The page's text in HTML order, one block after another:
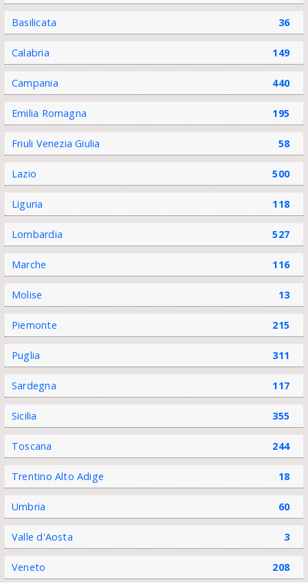
Basilicata 36
Calabria 149
Campania 440
Emilia Romagna 195
Friuli Venezia Giulia 58
Lazio 500
Liguria 118
Lombardia 527
Marche 116
Molise 13
Piemonte 215
Puglia 311
Sardegna 117
Sicilia 355
Toscana 244
Trentino Alto Adige 18
Umbria 60
Valle d'Aosta 3
Veneto 208